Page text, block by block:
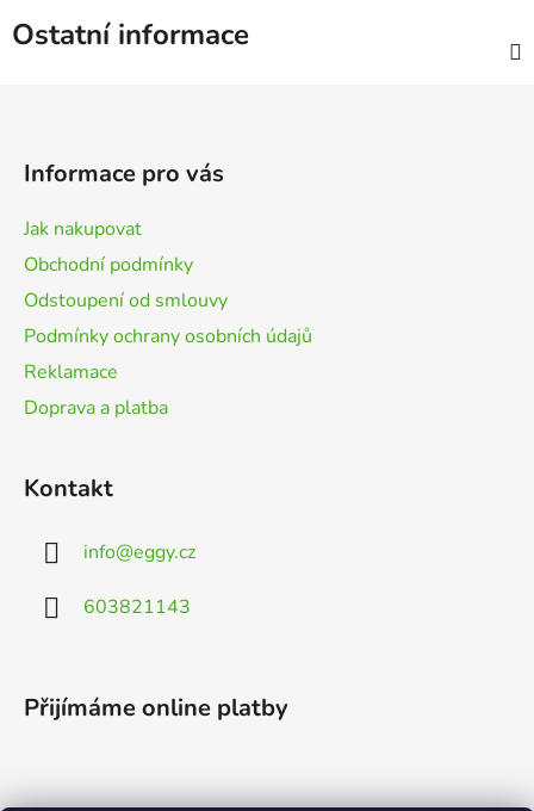
Ostatní informace
Informace pro vás
Jak nakupovat
Obchodní podmínky
Odstoupení od smlouvy
Podmínky ochrany osobních údajů
Reklamace
Doprava a platba
Kontakt
info@eggy.cz
603821143
Přijímáme online platby